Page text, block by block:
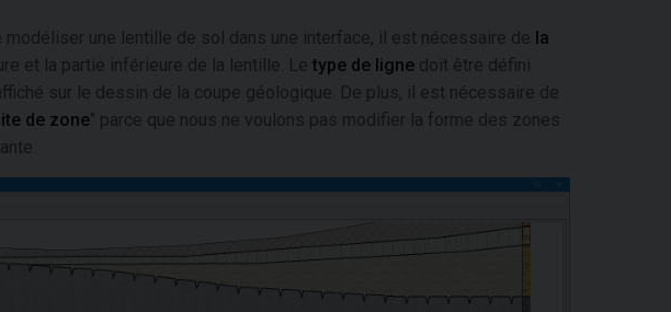
une lentille de sol dans une interface, il est nécessaire de la
et la partie inférieure de la lentille. Le type de ligne doit être défini
sur le dessin de la coupe géologique. De plus, il est nécessaire de
de zone" parce que nous ne voulons pas modifier la forme des zones